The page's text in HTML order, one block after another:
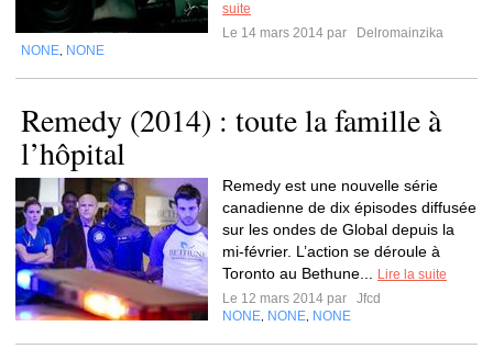
suite
Le 14 mars 2014 par
Delromainzika
NONE NONE
Remedy (2014) : toute la famille à
l’hôpital
Remedy est une nouvelle série
canadienne de dix épisodes diffusée
sur les ondes de Global depuis la
mi-février. L’action se déroule à
Toronto au Bethune...
Lire la suite
Le 12 mars 2014 par
Jfcd
NONE NONE NONE